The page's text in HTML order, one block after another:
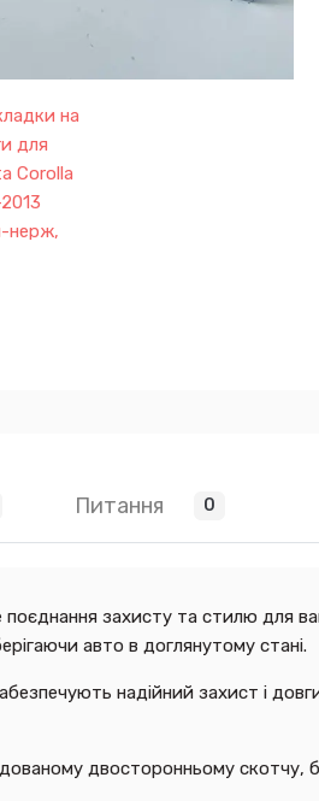
Питання 0
поєднання захисту та стилю для
авто в доглянутому стані.
надійний захист і
двосторонньому скотчу,